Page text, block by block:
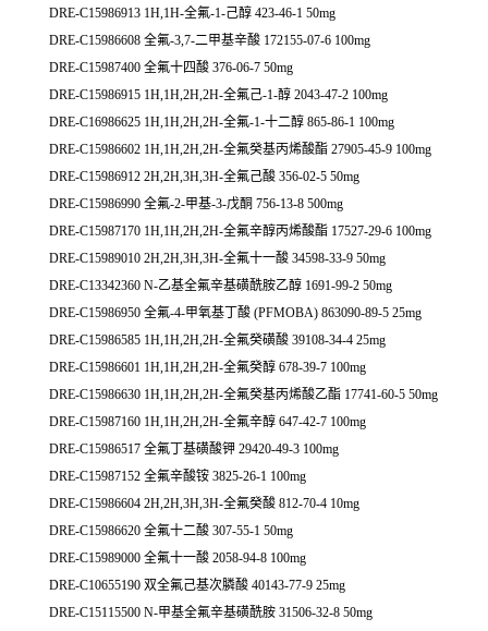
DRE-C15986913 1H,1H-全氟-1-己醇 423-46-1 50mg
DRE-C15986608 全氟-3,7-二甲基辛酸 172155-07-6 100mg
DRE-C15987400 全氟十四酸 376-06-7 50mg
DRE-C15986915 1H,1H,2H,2H-全氟己-1-醇 2043-47-2 100mg
DRE-C16986625 1H,1H,2H,2H-全氟-1-十二醇 865-86-1 100mg
DRE-C15986602 1H,1H,2H,2H-全氟癸基丙烯酸酯 27905-45-9 100mg
DRE-C15986912 2H,2H,3H,3H-全氟己酸 356-02-5 50mg
DRE-C15986990 全氟-2-甲基-3-戊酮 756-13-8 500mg
DRE-C15987170 1H,1H,2H,2H-全氟辛醇丙烯酸酯 17527-29-6 100mg
DRE-C15989010 2H,2H,3H,3H-全氟十一酸 34598-33-9 50mg
DRE-C13342360 N-乙基全氟辛基磺酰胺乙醇 1691-99-2 50mg
DRE-C15986950 全氟-4-甲氧基丁酸 (PFMOBA) 863090-89-5 25mg
DRE-C15986585 1H,1H,2H,2H-全氟癸磺酸 39108-34-4 25mg
DRE-C15986601 1H,1H,2H,2H-全氟癸醇 678-39-7 100mg
DRE-C15986630 1H,1H,2H,2H-全氟癸基丙烯酸乙酯 17741-60-5 50mg
DRE-C15987160 1H,1H,2H,2H-全氟辛醇 647-42-7 100mg
DRE-C15986517 全氟丁基磺酸钾 29420-49-3 100mg
DRE-C15987152 全氟辛酸铵 3825-26-1 100mg
DRE-C15986604 2H,2H,3H,3H-全氟癸酸 812-70-4 10mg
DRE-C15986620 全氟十二酸 307-55-1 50mg
DRE-C15989000 全氟十一酸 2058-94-8 100mg
DRE-C10655190 双全氟己基次膦酸 40143-77-9 25mg
DRE-C15115500 N-甲基全氟辛基磺酰胺 31506-32-8 50mg